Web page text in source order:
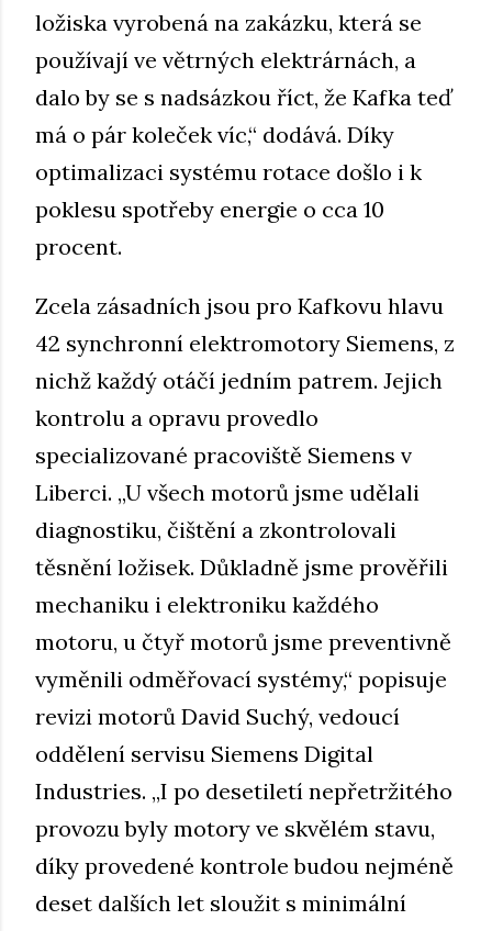
ložiska vyrobená na zakázku, která se
používají ve větrných elektrárnách, a
dalo by se s nadsázkou říct, že Kafka teď
má o pár koleček víc,“ dodává. Díky
optimalizaci systému rotace došlo i k
poklesu spotřeby energie o cca 10
procent.
Zcela zásadních jsou pro Kafkovu hlavu
42 synchronní elektromotory Siemens, z
nichž každý otáčí jedním patrem. Jejich
kontrolu a opravu provedlo
specializované pracoviště Siemens v
Liberci. „U všech motorů jsme udělali
diagnostiku, čištění a zkontrolovali
těsnění ložisek. Důkladně jsme prověřili
mechaniku i elektroniku každého
motoru, u čtyř motorů jsme preventivně
vyměnili odměřovací systémy,“ popisuje
revizi motorů David Suchý, vedoucí
oddělení servisu Siemens Digital
Industries. „I po desetiletí nepřetržitého
provozu byly motory ve skvělém stavu,
díky provedené kontrole budou nejméně
deset dalších let sloužit s minimální